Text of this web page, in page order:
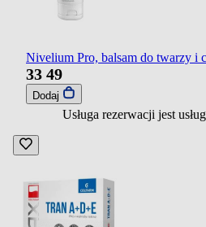
Nivelium Pro, balsam do twarzy i
33 49
Dodaj
Usługa rezerwacji jest